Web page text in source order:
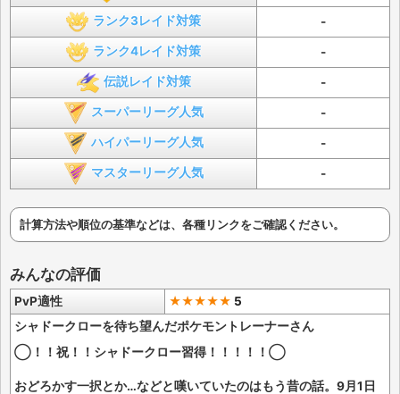
ランク3レイド対策 -
ランク4レイド対策 -
伝説レイド対策 -
スーパーリーグ人気 -
ハイパーリーグ人気 -
マスターリーグ人気 -
計算方法や順位の基準などは、各種リンクをご確認ください。
みんなの評価
PvP適性 ★★★★★ 5
シャドークローを待ち望んだポケモントレーナーさん
◯！！祝！！シャドークロー習得！！！！！◯
おどろかす一択とか…などと嘆いていたのはもう昔の話。9月1日